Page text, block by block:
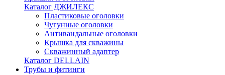
Каталог ДЖИЛЕКС
Пластиковые оголовки
Чугунные оголовки
Антивандальные оголовки
Крышка для скважины
Скважинный адаптер
Каталог DELLAIN
Трубы и фитинги